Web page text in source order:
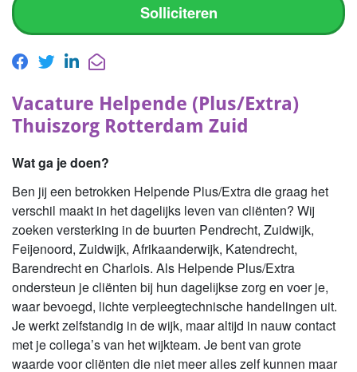
Solliciteren
Vacature Helpende (Plus/Extra)
Thuiszorg Rotterdam Zuid
Wat ga je doen?
Ben jij een betrokken Helpende Plus/Extra die graag het
verschil maakt in het dagelijks leven van cliënten? Wij
zoeken versterking in de buurten Pendrecht, Zuidwijk,
Feijenoord, Zuidwijk, Afrikaanderwijk, Katendrecht,
Barendrecht en Charlois. Als Helpende Plus/Extra
ondersteun je cliënten bij hun dagelijkse zorg en voer je,
waar bevoegd, lichte verpleegtechnische handelingen uit.
Je werkt zelfstandig in de wijk, maar altijd in nauw contact
met je collega’s van het wijkteam. Je bent van grote
waarde voor cliënten die niet meer alles zelf kunnen maar